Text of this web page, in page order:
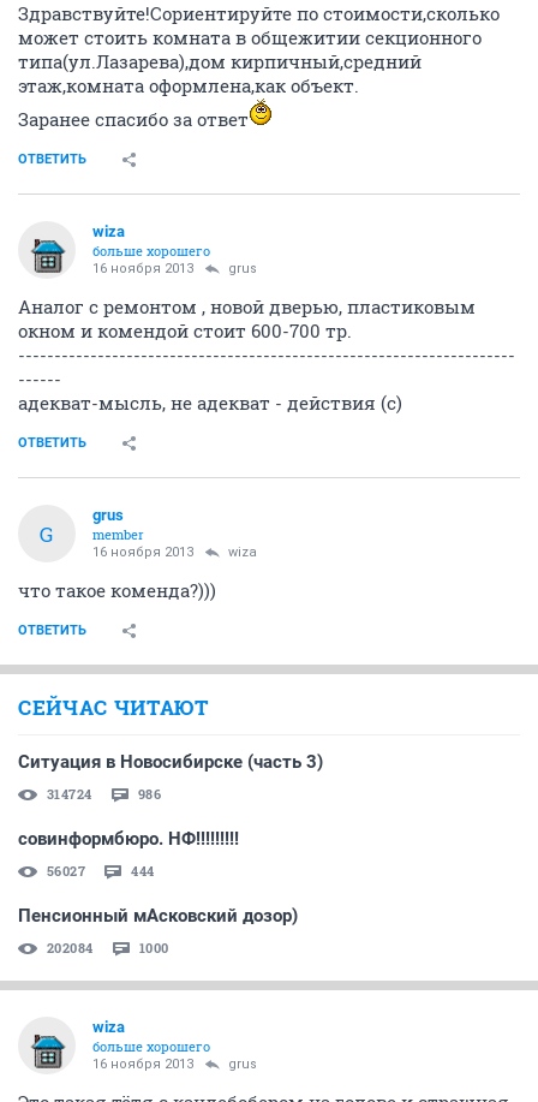
Здравствуйте!Сориентируйте по стоимости,сколько
может стоить комната в общежитии секционного
типа(ул.Лазарева),дом кирпичный,средний
этаж,комната оформлена,как объект.
Заранее спасибо за ответ
ОТВЕТИТЬ
wiza
больше хорошего
16 ноября 2013 grus
Аналог с ремонтом , новой дверью, пластиковым
окном и комендой стоит 600-700 тр.
---------------------------------------------------------------------
------
адекват-мысль, не адекват - действия (с)
ОТВЕТИТЬ
G
grus
member
16 ноября 2013 wiza
что такое коменда?)))
ОТВЕТИТЬ
СЕЙЧАС ЧИТАЮТ
Ситуация в Новосибирске (часть 3)
314724 986
совинформбюро. НФ!!!!!!!!!
56027 444
Пенсионный мАсковский дозор)
202084 1000
wiza
больше хорошего
16 ноября 2013 grus